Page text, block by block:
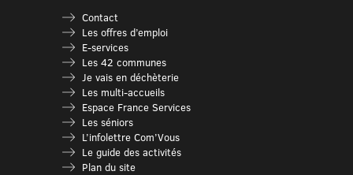
Contact
Les offres d’emploi
E-services
Les 42 communes
Je vais en déchèterie
Les multi-accueils
Espace France Services
Les séniors
L’infolettre Com’Vous
Le guide des activités
Plan du site